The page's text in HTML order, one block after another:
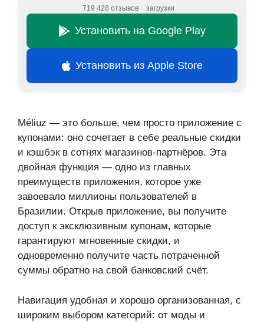
719 428 отзывов загрузки
Установить на Google Play
Установить из Apple Store
Méliuz — это больше, чем просто приложение с
купонами: оно сочетает в себе реальные скидки
и кэшбэк в сотнях магазинов-партнёров. Эта
двойная функция — одно из главных
преимуществ приложения, которое уже
завоевало миллионы пользователей в
Бразилии. Открыв приложение, вы получите
доступ к эксклюзивным купонам, которые
гарантируют мгновенные скидки, и
одновременно получите часть потраченной
суммы обратно на свой банковский счёт.
Навигация удобная и хорошо организованная, с
широким выбором категорий: от моды и